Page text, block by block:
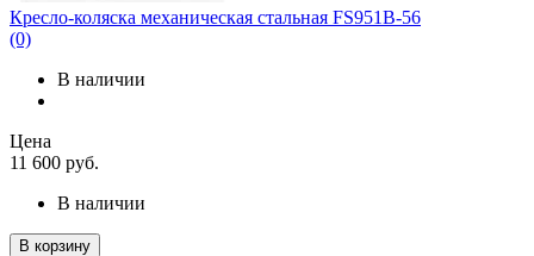
Кресло-коляска механическая стальная FS951B-56
(0)
В наличии
Цена
11 600 руб.
В наличии
В корзину